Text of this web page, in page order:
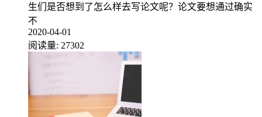
生们是否想到了怎么样去写论文呢？论文要想通过确实
不
2020-04-01
阅读量: 27302